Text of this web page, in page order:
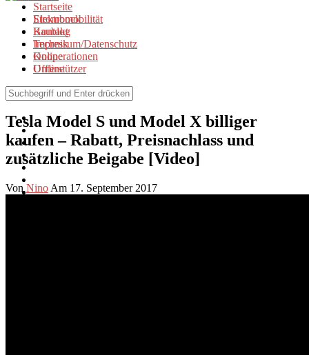
Startseite
Strombock
Kontakt
Impressum/Datenschutz
Kooperationen
Unterstützer
Elektromobilität
Baublog
Technik
Online
Offline
Elektromobilität
Tesla Model S und Model X billiger
kaufen – Rabatt, Preisnachlass und
zusätzliche Beigabe [Video]
Von Nino Am 17. September 2017